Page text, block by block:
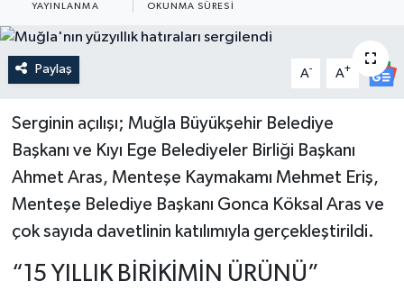
YAYINLANMA OKUNMA SÜRESI
Paylaş A- A+
Serginin açılışı; Muğla Büyükşehir Belediye
Başkanı ve Kıyı Ege Belediyeler Birliği Başkanı
Ahmet Aras, Menteşe Kaymakamı Mehmet Eriş,
Menteşe Belediye Başkanı Gonca Köksal Aras ve
çok sayıda davetlinin katılımıyla gerçekleştirildi.
“15 YILLIK BİRİKİMİN ÜRÜNÜ”
Güncel
Kültür & Sanat
Magazin
Resmi İlan
Sağlık & Yaşam
Siyaset